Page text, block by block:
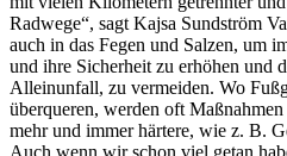
Radwege“, sagt Kajsa Sundström
auch in das Fegen und Salzen, um
und ihre Sicherheit zu erhöhen und
Alleinunfall, zu vermeiden. Wo
überqueren, werden oft
mehr und immer härtere, wie z. B.
Auch wenn wir schon viel getan